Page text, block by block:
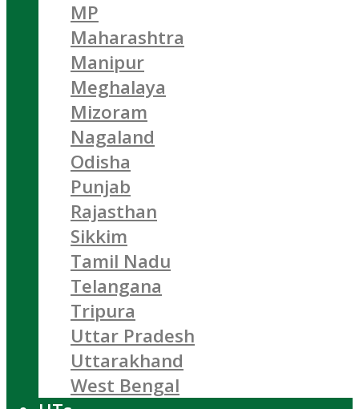
MP
Maharashtra
Manipur
Meghalaya
Mizoram
Nagaland
Odisha
Punjab
Rajasthan
Sikkim
Tamil Nadu
Telangana
Tripura
Uttar Pradesh
Uttarakhand
West Bengal